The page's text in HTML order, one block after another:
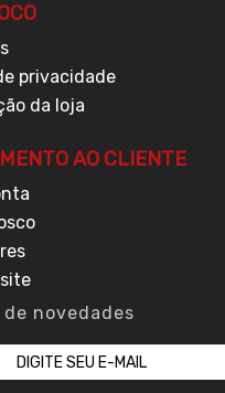
privacidade
da loja
AO CLIENTE
novedades